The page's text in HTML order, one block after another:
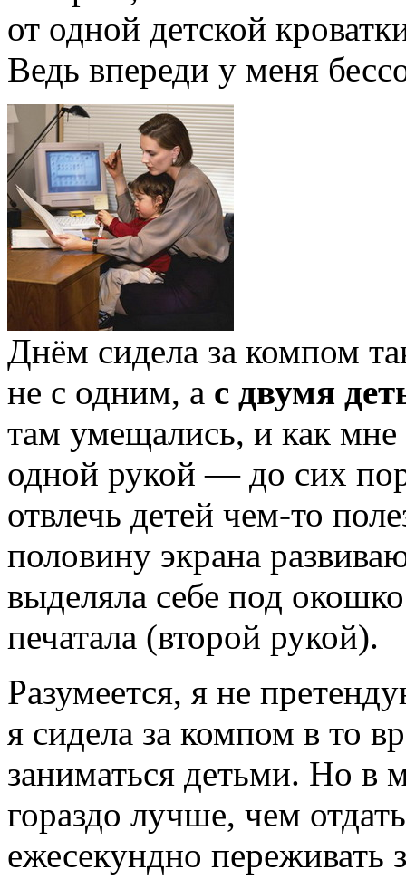
от одной детской
Ведь впереди у меня
Днём сидела за компом
не с одним, а с двумя
там умещались, и как мне
одной рукой — до сих
отвлечь детей чем-то
половину экрана
выделяла себе под
печатала (второй рукой).
Разумеется, я не
я сидела за компом в то
заниматься детьми. Но в
гораздо лучше, чем
ежесекундно переживать